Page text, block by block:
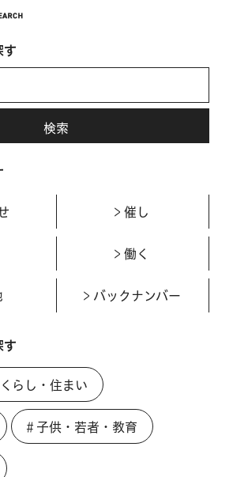
す
催し
働く
バックナンバー
す
らし・住まい
＃子供・若者・教育